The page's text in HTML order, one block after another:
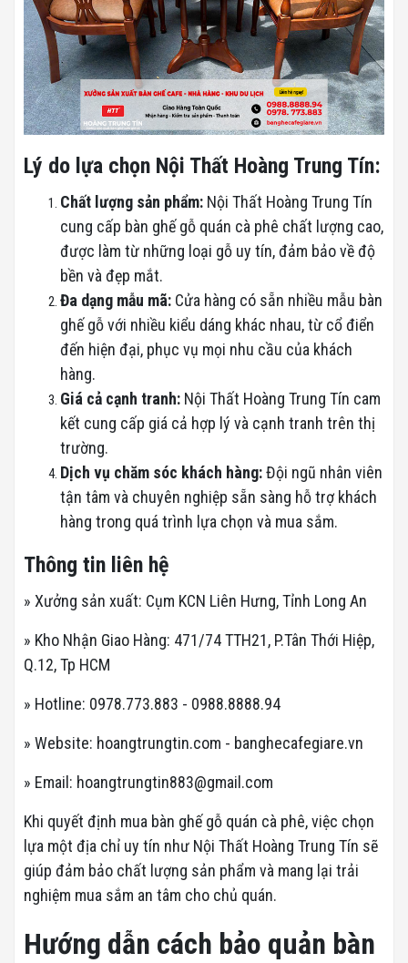
Lý do lựa chọn Nội Thất Hoàng Trung Tín:
Chất lượng sản phẩm: Nội Thất Hoàng Trung Tín
cung cấp bàn ghế gỗ quán cà phê chất lượng cao,
được làm từ những loại gỗ uy tín, đảm bảo về độ
bền và đẹp mắt.
Đa dạng mẫu mã: Cửa hàng có sẵn nhiều mẫu bàn
ghế gỗ với nhiều kiểu dáng khác nhau, từ cổ điển
đến hiện đại, phục vụ mọi nhu cầu của khách
hàng.
Giá cả cạnh tranh: Nội Thất Hoàng Trung Tín cam
kết cung cấp giá cả hợp lý và cạnh tranh trên thị
trường.
Dịch vụ chăm sóc khách hàng:Đội ngũ nhân viên
tận tâm và chuyên nghiệp sẵn sàng hỗ trợ khách
hàng trong quá trình lựa chọn và mua sắm.
Thông tin liên hệ
» Xưởng sản xuất: Cụm KCN Liên Hưng, Tỉnh Long An
» Kho Nhận Giao Hàng: 471/74 TTH21, P.Tân Thới Hiệp,
Q.12, Tp HCM
» Hotline: 0978.773.883 - 0988.8888.94
» Website: hoangtrungtin.com - banghecafegiare.vn
» Email: hoangtrungtin883@gmail.com
Khi quyết định mua bàn ghế gỗ quán cà phê, việc chọn
lựa một địa chỉ uy tín như Nội Thất Hoàng Trung Tín sẽ
giúp đảm bảo chất lượng sản phẩm và mang lại trải
nghiệm mua sắm an tâm cho chủ quán.
Hướng dẫn cách bảo quản bàn